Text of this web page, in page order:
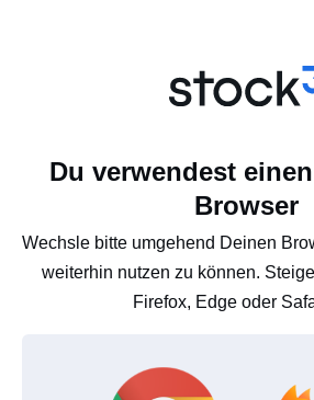
Du verwendest
Browser
Wechsle bitte umgehend Deinen
weiterhin nutzen zu können.
Firefox, Edge oder